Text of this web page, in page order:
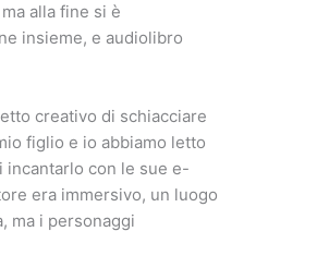
alla fine si è
insieme, e audiolibro
creativo di schiacciare
figlio e io abbiamo letto
con le sue e-
era immersivo, un luogo
ma i personaggi